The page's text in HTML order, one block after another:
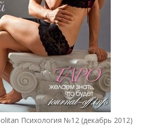
Психология №12 (декабрь 2012)